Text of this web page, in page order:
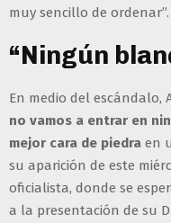
muy sencillo de
“Ningún
En medio del escándalo,
no vamos a entrar en
mejor cara de piedra en
su aparición de este
oficialista, donde se
a la presentación de su